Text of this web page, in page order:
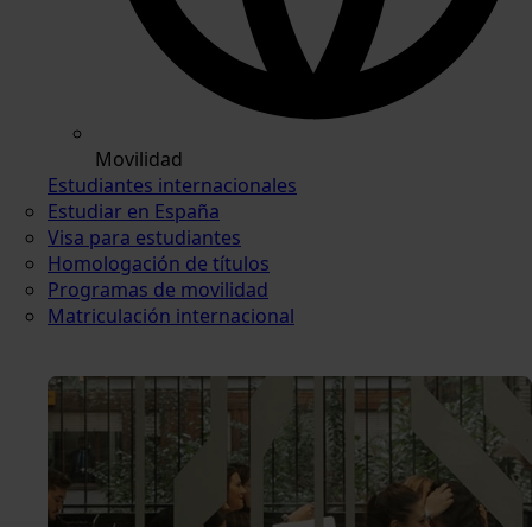
Movilidad
Estudiantes internacionales
Estudiar en España
Visa para estudiantes
Homologación de títulos
Programas de movilidad
Matriculación internacional